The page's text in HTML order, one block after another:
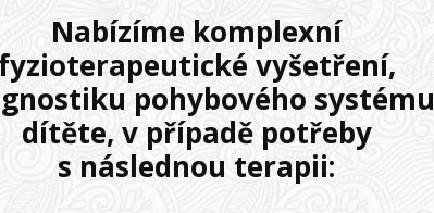
Nabízíme komplexní
fyzioterapeutické vyšetření,
pohybového systému
dítěte, v případě potřeby
s následnou terapii: